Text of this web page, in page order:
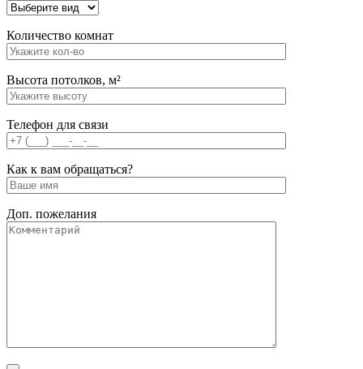
Количество комнат
Высота потолков, м²
Телефон для связи
Как к вам обращаться?
Доп. пожелания